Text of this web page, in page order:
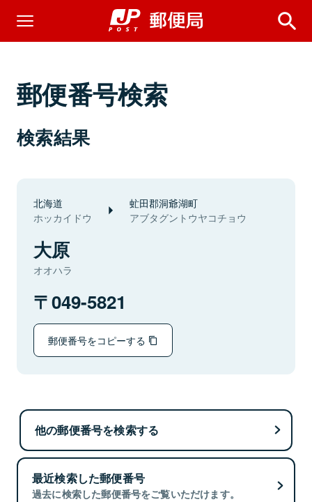
郵便番号検索
検索結果
北海道
ホッカイドウ
虻田郡洞爺湖町
アブタグントウヤコチョウ
大原
オオハラ
049-5821
郵便番号をコピーする
他の郵便番号を検索する
最近検索した郵便番号
過去に検索した郵便番号をご覧いただけます。